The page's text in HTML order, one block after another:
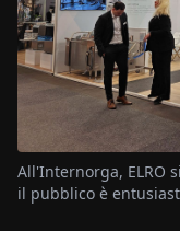
All'Internorga, ELRO
il pubblico è